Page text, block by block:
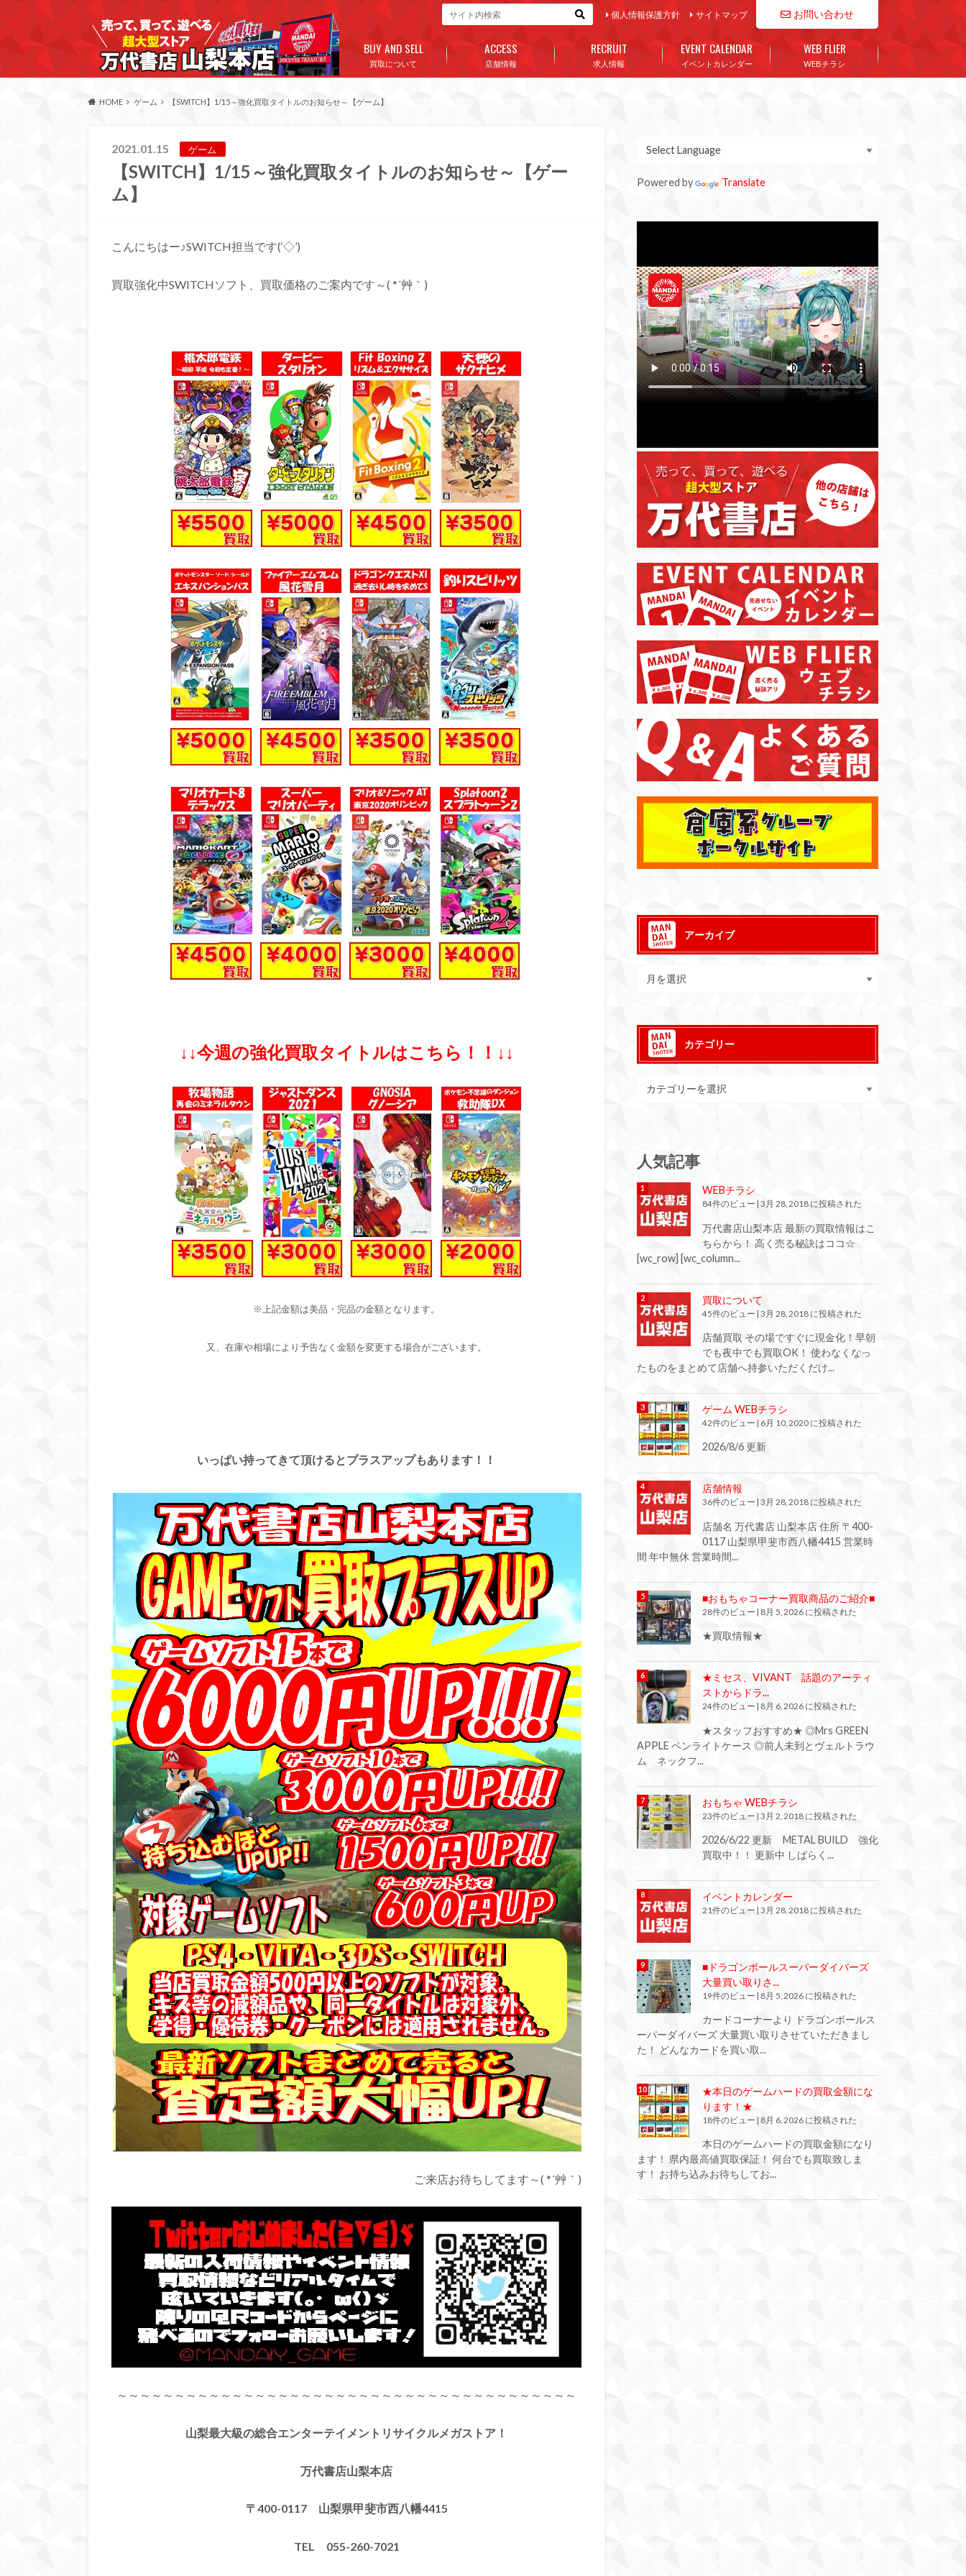
お問い合わせ
個人情報保護方針 サイトマップ
買取について
BUY AND SELL
店舗情報
ACCESS
求人情報
RECRUIT
イベントカレンダー
EVENT CALENDAR
WEBチラシ
WEB FLIER
HOME ゲーム 【SWITCH】1/15～強化買取タイトルのお知らせ～【ゲーム】
2021.01.15 ゲーム
【SWITCH】1/15～強化買取タイトルのお知らせ～【ゲー
ム】
こんにちはー♪SWITCH担当です(‘◇’)ゞ
買取強化中SWITCHソフト、買取価格のご案内です～( *´艸｀)
↓↓今週の強化買取タイトルはこちら！！↓↓
※上記金額は美品・完品の金額となります。
又、 在庫や相場により予告なく金額を変更する場合がございます。
いっぱい持ってきて頂けるとプラスアップもあります！！
ご来店お待ちしてます～( *´艸｀)
～～～～～～～～～～～～～～～～～～～～～～～～～～～～～～～～～～～～～～～～
山梨最大級の総合エンターテイメントリサイクルメガストア！
万代書店山梨本店
〒400-0117 山梨県甲斐市西八幡4415
TEL 055-260-7021
Powered by Translate
アーカイブ
カテゴリー
人気記事
WEBチラシ
84件のビュー 3月 28, 2018 に投稿された
万代書店山梨本店 最新の買取情報はこ
ちらから！ 高く売る秘訣はココ☆
[wc_row] [wc_column...
買取について
45件のビュー | 3月 28, 2018 に投稿された
店舗買取 その場ですぐに現金化！早朝
でも夜中でも買取OK！ 使わなくなっ
たものをまとめて店舗へ持参いただくだけ...
ゲーム WEBチラシ
42件のビュー 6月 10, 2020 に投稿された
2026/8/6 更新
店舗情報
36件のビュー 3月 28, 2018 に投稿された
店舗名 万代書店 山梨本店 住所 〒400-
0117 山梨県甲斐市西八幡4415 営業時
間 年中無休 営業時間...
■おもちゃコーナー買取商品のご紹介■
28件のビュー | 8月 5, 2026 に投稿された
★買取情報★
★ミセス、VIVANT 話題のアーティ
ストからドラ...
24件のビュー 8月 6, 2026 に投稿された
★スタッフおすすめ★ ◎Mrs GREEN
APPLE ペンライトケース ◎前人未到とヴェルトラウ
ム ネックフ...
おもちゃ WEBチラシ
23件のビュー | 3月 2, 2018 に投稿された
2026/6/22 更新 METAL BUILD 強化
買取中！！ 更新中 しばらく...
イベントカレンダー
21件のビュー | 3月 28, 2018 に投稿された
■ドラゴンボールスーパーダイバーズ
大量買い取りさ...
19件のビュー | 8月 5, 2026 に投稿された
カードコーナーより ドラゴンボールス
ーパーダイバーズ 大量買い取りさせていただきまし
た！ どんなカードを買い取...
★本日のゲームハードの買取金額にな
ります！★
18件のビュー | 8月 6, 2026 に投稿された
本日のゲームハードの買取金額になり
ます！ 県内最高値買取保証！ 何台でも買取致しま
す！ お持ち込みお待ちしてお...